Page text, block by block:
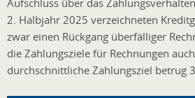
Aufschluss über das
2. Halbjahr 2025 verzeichneten
zwar einen Rückgang überfälliger
die Zahlungsziele für Rechnungen
durchschnittliche Zahlungsziel betrug